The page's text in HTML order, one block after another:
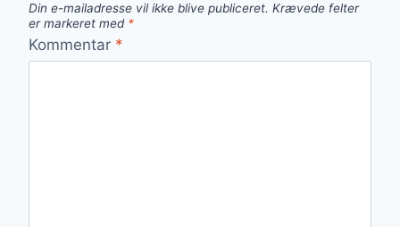
Din e-mailadresse vil ikke blive publiceret. Krævede felter
er markeret med *
Kommentar *